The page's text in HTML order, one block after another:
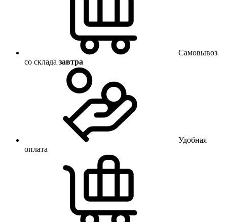
Самовывоз
со склада завтра
Удобная
оплата